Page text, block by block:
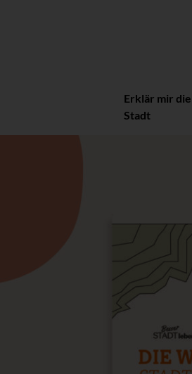
Erklär mir die
Stadt